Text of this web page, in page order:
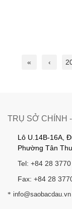
« ‹
TRỤ SỞ CHÍNH
Lô U.14B-16A,
Phường Tân
Tel: +84 28
Fax: +84 28
* info@saobacdau.vn